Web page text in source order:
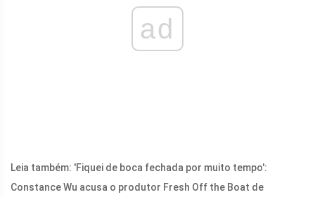
ad
Leia também: 'Fiquei de boca fechada por muito tempo':
Constance Wu acusa o produtor Fresh Off the Boat de